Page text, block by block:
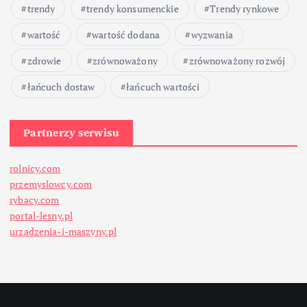
trendy trendy konsumenckie
Trendy rynkowe
wartość
wartość dodana
wyzwania
zdrowie
zrównoważony
zrównoważony rozwój
łańcuch dostaw
łańcuch wartości
Partnerzy serwisu
rolnicy.com
przemyslowcy.com
rybacy.com
portal-lesny.pl
urzadzenia-i-maszyny.pl